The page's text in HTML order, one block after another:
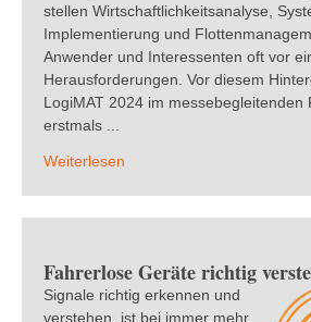
stellen Wirtschaftlichkeitsanalyse,
Implementierung und
Anwender und Interessenten oft vor
Herausforderungen. Vor diesem
LogiMAT 2024 im messebegleitenden
erstmals ...
Weiterlesen
Fahrerlose Geräte richtig
Signale richtig erkennen und
verstehen, ist bei immer mehr